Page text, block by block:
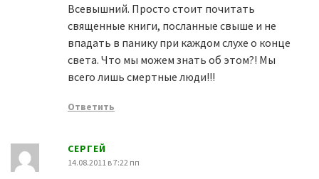
Всевышний. Просто стоит почитать
священные книги, посланные свыше и не
впадать в панику при каждом слухе о конце
света. Что мы можем знать об этом?! Мы
всего лишь смертные люди!!!
Ответить
СЕРГЕЙ
14.08.2011 в 7:22 пп